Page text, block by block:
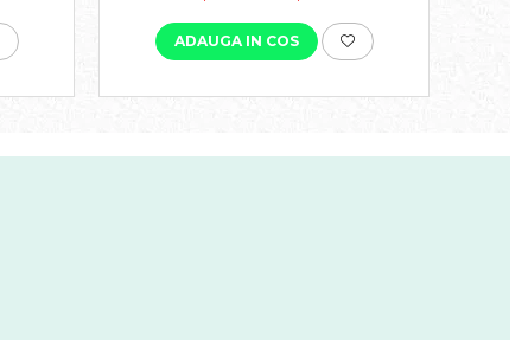
ADAUGA IN COS